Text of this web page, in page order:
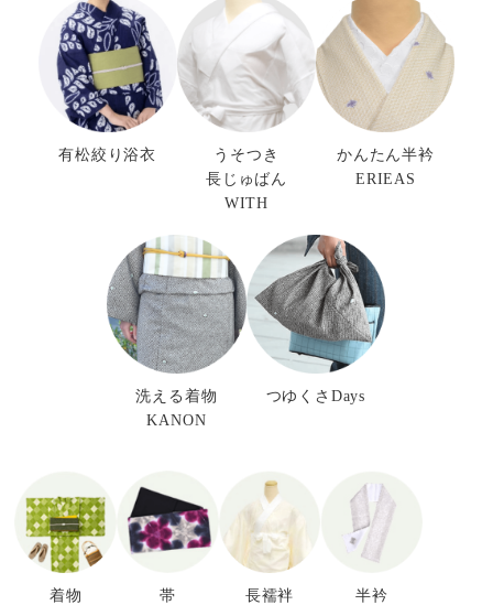
有松絞り浴衣
うそつき
長じゅばん
WITH
かんたん半衿
ERIEAS
洗える着物
KANON
つゆくさDays
着物 帯 長襦袢 半衿